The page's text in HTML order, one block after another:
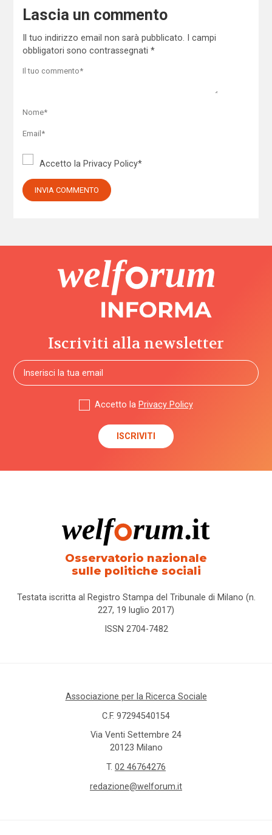
Lascia un commento
Il tuo indirizzo email non sarà pubblicato.
I campi
obbligatori sono contrassegnati *
Accetto la Privacy Policy*
Iscriviti alla newsletter
Accetto la Privacy Policy
Osservatorio nazionale
sulle politiche sociali
Testata iscritta al Registro Stampa del Tribunale di Milano (n.
227, 19 luglio 2017)
ISSN 2704-7482
Associazione per la Ricerca Sociale
C.F. 97294540154
Via Venti Settembre 24
20123 Milano
T. 02 46764276
redazione@welforum.it